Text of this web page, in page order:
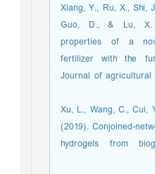
Xiang, Y., Ru, X., Shi,
Guo, D., & Lu, X.
properties of a
fertilizer with the
Journal of
Xu, L., Wang, C.,
(2019). Conjoined-
hydrogels from